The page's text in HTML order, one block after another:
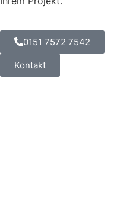
0151 7572 7542
Kontakt